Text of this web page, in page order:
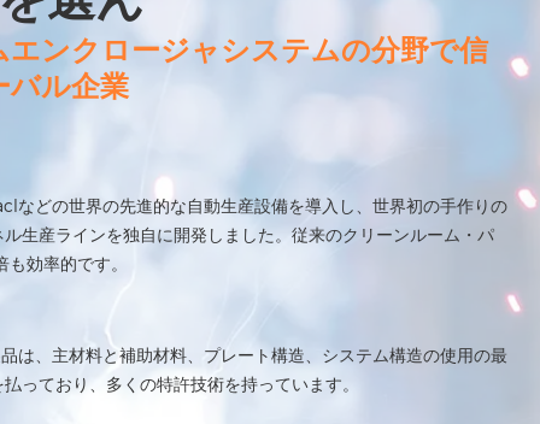
エンクロージャシステムの分野で信
バル企業
などの世界の先進的な自動生産設備を導入し、世界初の手作りの
生産ラインを独自に開発しました。従来のクリーンルーム・パ
効率的です。
は、主材料と補助材料、プレート構造、システム構造の使用の最
っており、多くの特許技術を持っています。